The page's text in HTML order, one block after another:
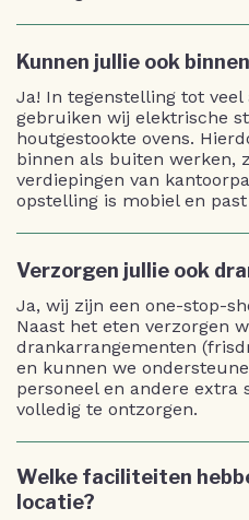
Kunnen jullie ook
Ja! In tegenstelling tot veel
gebruiken wij elektrische
houtgestookte ovens.
binnen als buiten werken,
verdiepingen van
opstelling is mobiel en
Verzorgen jullie ook
Ja, wij zijn een one-stop-
Naast het eten verzorgen
drankarrangementen
en kunnen we
personeel en andere extra
volledig te ontzorgen.
Welke faciliteiten
locatie?